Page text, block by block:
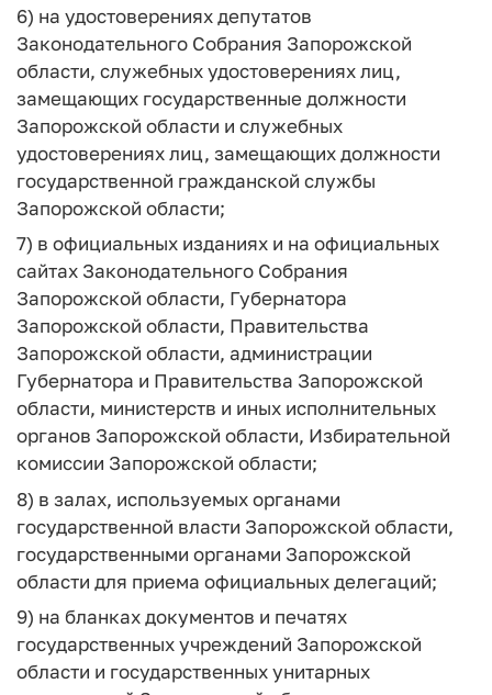
6) на удостоверениях депутатов
Законодательного Собрания Запорожской
области, служебных удостоверениях лиц,
замещающих государственные должности
Запорожской области и служебных
удостоверениях лиц, замещающих должности
государственной гражданской службы
Запорожской области;
7) в официальных изданиях и на официальных
сайтах Законодательного Собрания
Запорожской области, Губернатора
Запорожской области, Правительства
Запорожской области, администрации
Губернатора и Правительства Запорожской
области, министерств и иных исполнительных
органов Запорожской области, Избирательной
комиссии Запорожской области;
8) в залах, используемых органами
государственной власти Запорожской области,
государственными органами Запорожской
области для приема официальных делегаций;
9) на бланках документов и печатях
государственных учреждений Запорожской
области и государственных унитарных